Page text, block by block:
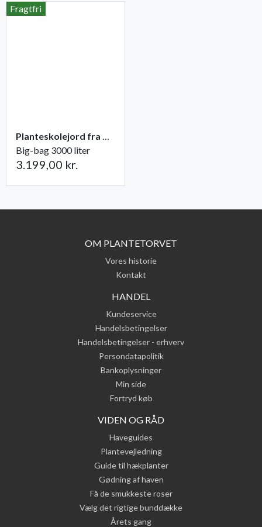
Fragtfri
Planteskolejord fra Champost
Big-bag 3000 liter
3.199,00 kr.
OM PLANTETORVET
Vores historie
Kontakt
HANDEL
Kundeservice
Handelsbetingelser
Handelsbetingelser - erhverv
Persondatapolitik
Bankoplysninger
Min side
Fortryd køb
VIDEN OG RÅD
Haveguides
Plantevejledning
Guide til hækplanter
Gødning af haven
Få de smukkeste roser
Vælg det rigtige bunddække
Årets gang